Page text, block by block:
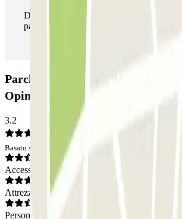
Durante il tuo soggiorno potrai entrare e
parcheggio tutte le volte che vorrai.
Parcheggio Henry Vasnier -
Opinioni
3.2
Basato su 9 opinioni
Accesso
Attrezzatura
Personale